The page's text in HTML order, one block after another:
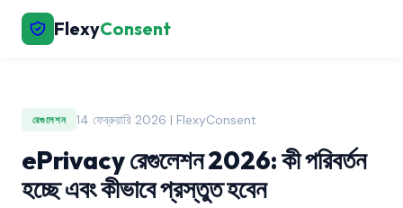
FlexyConsent
রেগুলেশন 14 ফেব্রুয়ারি 2026 | FlexyConsent
ePrivacy রেগুলেশন 2026: কী পরিবর্তন
হচ্ছে এবং কীভাবে প্রস্তুত হবেন